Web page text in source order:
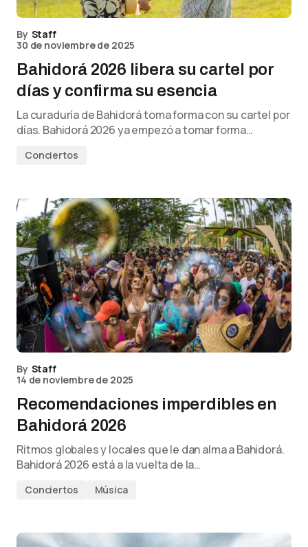
By Staff
30 de noviembre de 2025
Bahidorá 2026 libera su cartel por
días y confirma su esencia
La curaduría de Bahidorá toma forma con su cartel por
días. Bahidorá 2026 ya empezó a tomar forma…
Conciertos
By Staff
14 de noviembre de 2025
Recomendaciones imperdibles en
Bahidorá 2026
Ritmos globales y locales que le dan alma a Bahidorá.
Bahidorá 2026 está a la vuelta de la…
Conciertos Música